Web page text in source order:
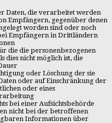
Daten, die verarbeitet werden
Empfängern, gegenüber denen
worden sind oder noch
Empfängern in Drittländern
die die personenbezogenen
dies nicht möglich ist, die
oder Löschung der sie
oder auf Einschränkung der
oder eines
bei einer Aufsichtsbehörde
nicht bei der betroffenen
Informationen über